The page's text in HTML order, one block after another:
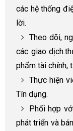
các hệ thống
lời.
Theo dõi,
các giao
phẩm tài chính,
Thực hiện
Tín dụng.
Phối hợp
phát triển và